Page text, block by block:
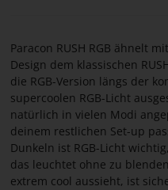
Paracon RUSH RGB ähnelt
Design dem klassischen
die RGB-Version längs der
supercoolen RGB-Licht
natürlich in vielen Modi
deinem restlichen Set-up
Dunkeln ist RGB-Licht
das leuchtet ohne zu
extrem cool aussieht, ist